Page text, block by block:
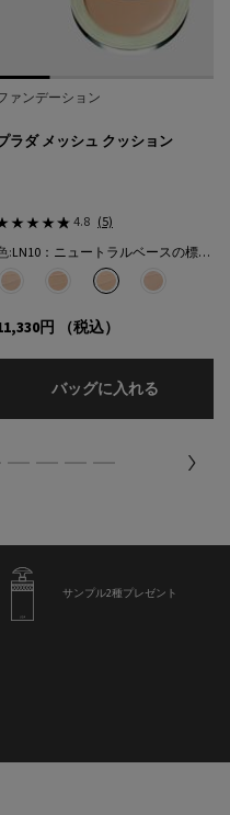
タッチ、3/8
ッチ、4/8
カラー プラダ タッチ、5/8
のカラー プラダ タッチ、6/8
択済みモーヴ のカラー プラダ タッチ、7/8
選択済み
O86 ピーチ のカラー プラダ タッ
ァンデーション
ラダ メッシュ クッション
4.8 (5)
:
LN10：ニュートラルベースの標準的な色★
色を選択してください
{1} の場合
選択済み
LC5：クールベースの明るい色​ のカラ
選択済み
LN5：ニュートラル ベースの
選択済み
LN10：ニュートラル
選択済み
LN25：ニュ
円 （税込）
バッグに入れる
サンプル2種プレゼント